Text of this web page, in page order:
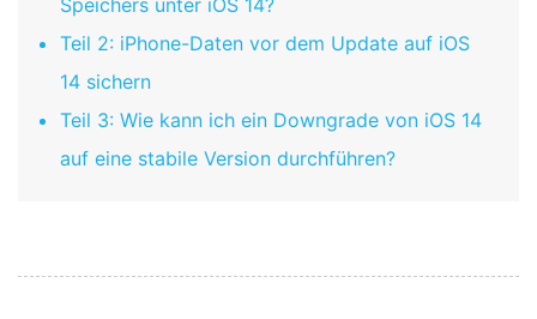
Teil 2: iPhone-Daten vor dem Update auf iOS
14 sichern
Teil 3: Wie kann ich ein Downgrade von iOS 14
auf eine stabile Version durchführen?